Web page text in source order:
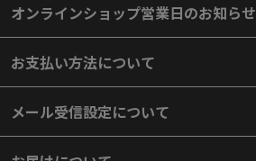
オンラインショップ営業日のお知らせ
お支払い方法について
メール受信設定について